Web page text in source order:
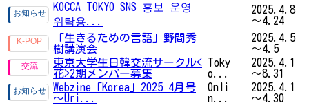
KOCCA TOKYO SNS 홍보 운영
위탁용...
2025.4.8
～4.24
「生きるための言語」野間秀
樹講演会
2025.4.5
～4.5
東京大学生日韓交流サークル<
花>2期メンバー募集
Toky
o...
2025.4.1
～8.31
Webzine「Korea」2025 4月号
～Uri...
Onli
n...
2025.4.1
～4.30